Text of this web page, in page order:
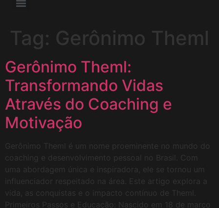
Tag: Gerônimo Theml
Gerônimo Theml:
Transformando Vidas
Através do Coaching e
Motivação
Gerônimo Theml é um nome proeminente no mundo do
coaching e desenvolvimento pessoal no Brasil. Com
uma abordagem única e inspiradora, ele se tornou um
influenciador respeitado na área. Este artigo explora a
vida, as conquistas e o impacto contínuo de Theml.
Primeiros Passos e Educação: Nascido em 18 de março